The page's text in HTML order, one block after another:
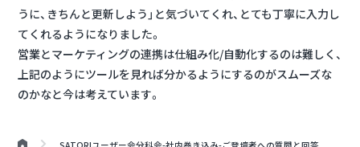
うに、きちんと更新しよう」と気づいてくれ、とても丁寧に入力し
てくれるようになりました。
営業とマーケティングの連携は仕組み化/自動化するのは難しく、
上記のようにツールを見れば分かるようにするのがスムーズな
のかなと今は考えています。